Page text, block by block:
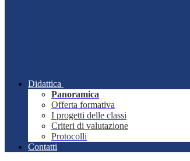
Didattica
Panoramica
Offerta formativa
I progetti delle classi
Criteri di valutazione
Protocolli
Contatti